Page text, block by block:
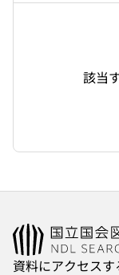
該当
資料にアクセス